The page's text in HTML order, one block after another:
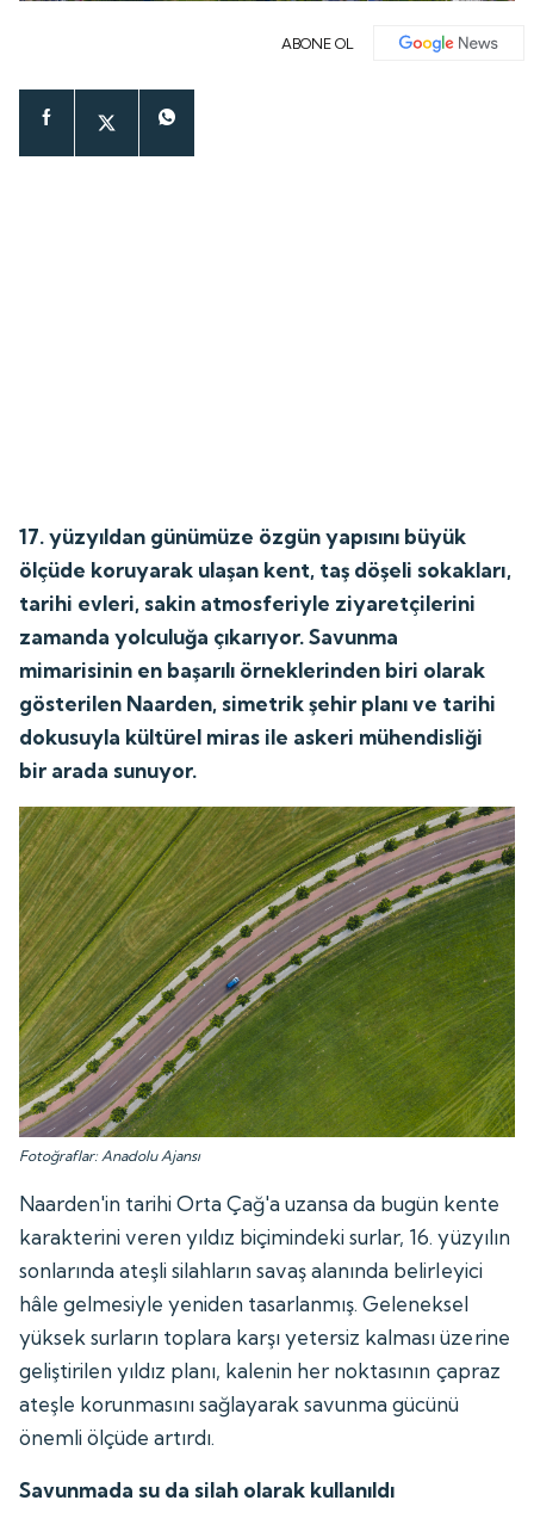
ABONE OL
17. yüzyıldan günümüze özgün yapısını büyük
ölçüde koruyarak ulaşan kent, taş döşeli sokakları,
tarihi evleri, sakin atmosferiyle ziyaretçilerini
zamanda yolculuğa çıkarıyor. Savunma
mimarisinin en başarılı örneklerinden biri olarak
gösterilen Naarden, simetrik şehir planı ve tarihi
dokusuyla kültürel miras ile askeri mühendisliği
bir arada sunuyor.
Fotoğraflar: Anadolu Ajansı
Naarden'in tarihi Orta Çağ'a uzansa da bugün kente
karakterini veren yıldız biçimindeki surlar, 16. yüzyılın
sonlarında ateşli silahların savaş alanında belirleyici
hâle gelmesiyle yeniden tasarlanmış. Geleneksel
yüksek surların toplara karşı yetersiz kalması üzerine
geliştirilen yıldız planı, kalenin her noktasının çapraz
ateşle korunmasını sağlayarak savunma gücünü
önemli ölçüde artırdı.
Savunmada su da silah olarak kullanıldı